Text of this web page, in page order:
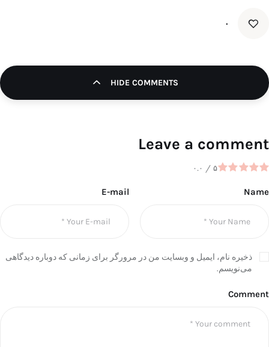
۰
HIDE COMMENTS
Leave a comment
۰.۰ / ۵
Name
E-mail
ذخیره نام، ایمیل و وبسایت من در مرورگر برای زمانی که دوباره دیدگاهی
می‌نویسم.
Comment